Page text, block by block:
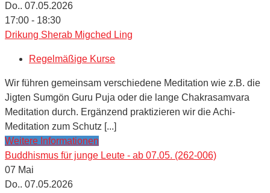
Do.. 07.05.2026
17:00 - 18:30
Drikung Sherab Migched Ling
Regelmäßige Kurse
Wir führen gemeinsam verschiedene Meditation wie z.B. die
Jigten Sumgön Guru Puja oder die lange Chakrasamvara
Meditation durch. Ergänzend praktizieren wir die Achi-
Meditation zum Schutz [...]
Weitere Informationen
Buddhismus für junge Leute - ab 07.05. (262-006)
07 Mai
Do.. 07.05.2026